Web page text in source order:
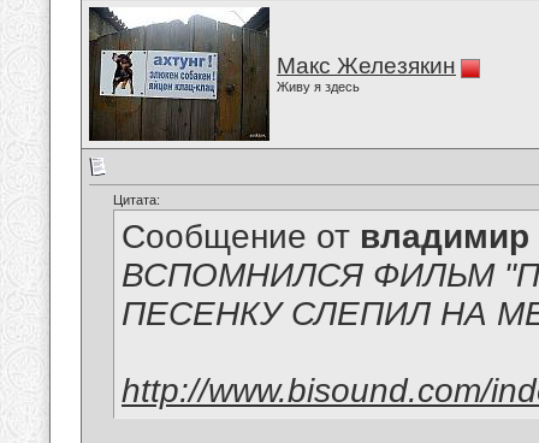
Макс Железякин
Живу я здесь
Цитата:
Сообщение от владимир
ВСПОМНИЛСЯ ФИЛЬМ
ПЕСЕНКУ СЛЕПИЛ НА
http://www.bisound.com/